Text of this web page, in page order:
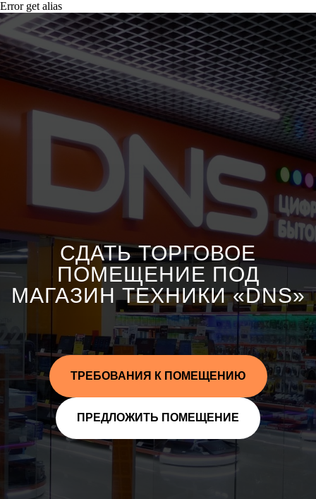
Error get alias
СДАТЬ ТОРГОВОЕ
ПОМЕЩЕНИЕ ПОД
МАГАЗИН ТЕХНИКИ «DNS»
ТРЕБОВАНИЯ К ПОМЕЩЕНИЮ
ПРЕДЛОЖИТЬ ПОМЕЩЕНИЕ